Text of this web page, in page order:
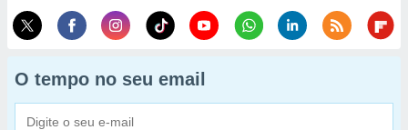
O tempo no seu email